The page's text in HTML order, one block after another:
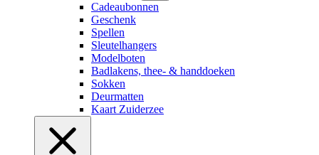
Cadeaubonnen
Geschenk
Spellen
Sleutelhangers
Modelboten
Badlakens, thee- & handdoeken
Sokken
Deurmatten
Kaart Zuiderzee